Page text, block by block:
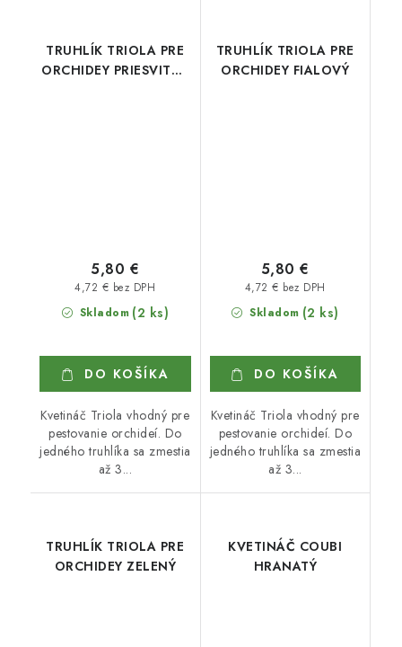
TRUHLÍK TRIOLA PRE
ORCHIDEY PRIESVITNÝ
Skladom (2 ks)
4,72 € bez DPH
5,80 €
DO KOŠÍKA
Kvetináč Triola vhodný pre
pestovanie orchideí. Do
jedného truhlíka sa zmestia
až 3...
TRUHLÍK TRIOLA PRE
ORCHIDEY FIALOVÝ
Skladom (2 ks)
4,72 € bez DPH
5,80 €
DO KOŠÍKA
Kvetináč Triola vhodný pre
pestovanie orchideí. Do
jedného truhlíka sa zmestia
až 3...
TRUHLÍK TRIOLA PRE
ORCHIDEY ZELENÝ
KVETINÁČ COUBI
HRANATÝ